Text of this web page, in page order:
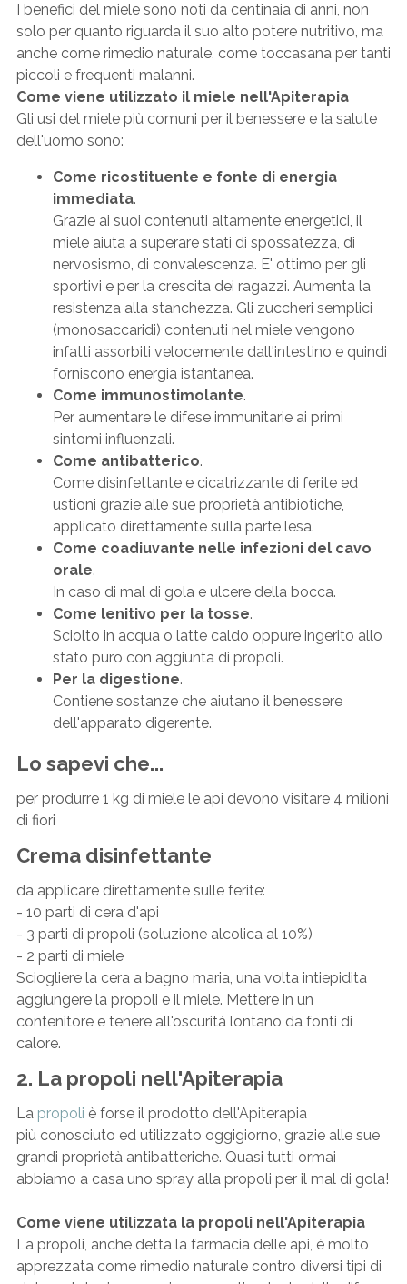
I benefici del miele sono noti da centinaia di anni, non
solo per quanto riguarda il suo alto potere nutritivo, ma
anche come rimedio naturale, come toccasana per tanti
piccoli e frequenti malanni.
Come viene utilizzato il miele nell'Apiterapia
Gli usi del miele più comuni per il benessere e la salute
dell'uomo sono:
Come ricostituente e fonte di energia
immediata.
Grazie ai suoi contenuti altamente energetici, il
miele aiuta a superare stati di spossatezza, di
nervosismo, di convalescenza. E' ottimo per gli
sportivi e per la crescita dei ragazzi. Aumenta la
resistenza alla stanchezza. Gli zuccheri semplici
(monosaccaridi) contenuti nel miele vengono
infatti assorbiti velocemente dall'intestino e quindi
forniscono energia istantanea.
Come immunostimolante.
Per aumentare le difese immunitarie ai primi
sintomi influenzali.
Come antibatterico.
Come disinfettante e cicatrizzante di ferite ed
ustioni grazie alle sue proprietà antibiotiche,
applicato direttamente sulla parte lesa.
Come coadiuvante nelle infezioni del cavo
orale.
In caso di mal di gola e ulcere della bocca.
Come lenitivo per la tosse.
Sciolto in acqua o latte caldo oppure ingerito allo
stato puro con aggiunta di propoli.
Per la digestione.
Contiene sostanze che aiutano il benessere
dell'apparato digerente.
Lo sapevi che...
per produrre 1 kg di miele le api devono visitare 4 milioni
di fiori
Crema disinfettante
da applicare direttamente sulle ferite:
- 10 parti di cera d'api
- 3 parti di propoli (soluzione alcolica al 10%)
- 2 parti di miele
Sciogliere la cera a bagno maria, una volta intiepidita
aggiungere la propoli e il miele. Mettere in un
contenitore e tenere all'oscurità lontano da fonti di
calore.
2. La propoli nell'Apiterapia
La propoli è forse il prodotto dell'Apiterapia
più conosciuto ed utilizzato oggigiorno, grazie alle sue
grandi proprietà antibatteriche. Quasi tutti ormai
abbiamo a casa uno spray alla propoli per il mal di gola!
Come viene utilizzata la propoli nell'Apiterapia
La propoli, anche detta la farmacia delle api, è molto
apprezzata come rimedio naturale contro diversi tipi di